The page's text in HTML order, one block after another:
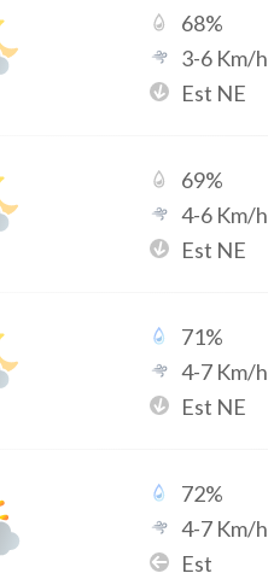
68%
3-6 Km/h
Est NE
69%
4-6 Km/h
Est NE
71%
4-7 Km/h
Est NE
72%
4-7 Km/h
Est